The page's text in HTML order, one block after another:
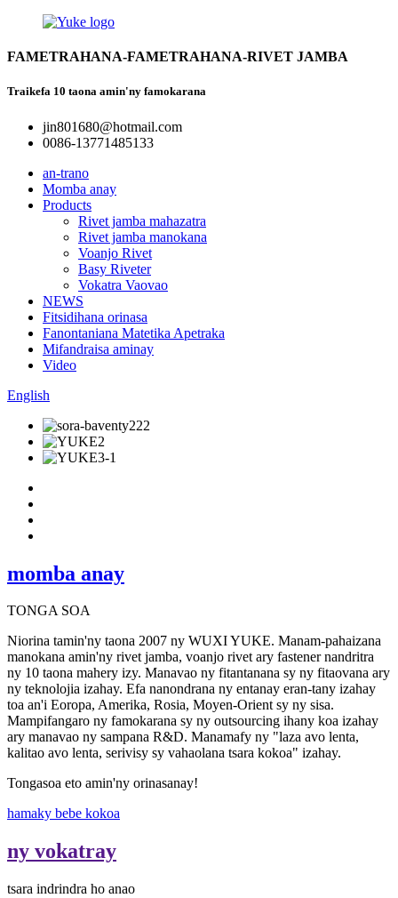
FAMETRAHANA-FAMETRAHANA-RIVET JAMBA
Traikefa 10 taona amin'ny famokarana
jin801680@hotmail.com
0086-13771485133
an-trano
Momba anay
Products
Rivet jamba mahazatra
Rivet jamba manokana
Voanjo Rivet
Basy Riveter
Vokatra Vaovao
NEWS
Fitsidihana orinasa
Fanontaniana Matetika Apetraka
Mifandraisa aminay
Video
English
momba anay
TONGA SOA
Niorina tamin'ny taona 2007 ny WUXI YUKE. Manam-pahaizana
manokana amin'ny rivet jamba, voanjo rivet ary fastener nandritra
ny 10 taona mahery izy. Manavao ny fitantanana sy ny fitaovana ary
ny teknolojia izahay. Efa nanondrana ny entanay eran-tany izahay
toa an'i Eoropa, Amerika, Rosia, Moyen-Orient sy ny sisa.
Mampifangaro ny famokarana sy ny outsourcing ihany koa izahay
ary manavao ny sampana R&D. Manamafy ny "laza avo lenta,
kalitao avo lenta, serivisy sy vahaolana tsara kokoa" izahay.
Tongasoa eto amin'ny orinasanay!
hamaky bebe kokoa
ny vokatray
tsara indrindra ho anao